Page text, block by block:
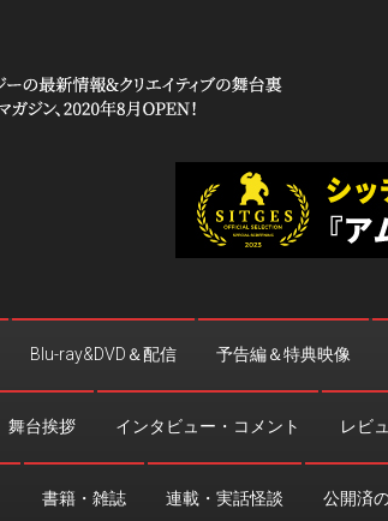
Blu-ray&DVD＆配信 予告編＆特典映像
舞台挨拶 インタビュー・コメント レビ
書籍・雑誌 連載・実話怪談 公開済